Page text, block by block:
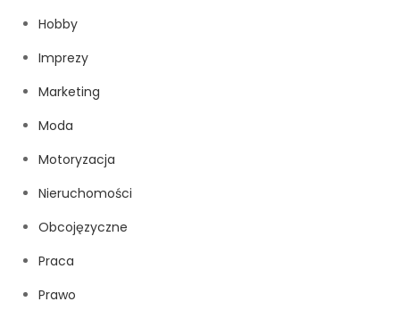
Hobby
Imprezy
Marketing
Moda
Motoryzacja
Nieruchomości
Obcojęzyczne
Praca
Prawo